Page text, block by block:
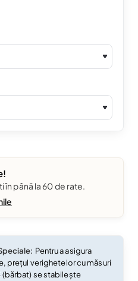
în până la 60 de rate.
Pentru a asigura
prețul verighetelor cu măsuri
(bărbat) se stabilește